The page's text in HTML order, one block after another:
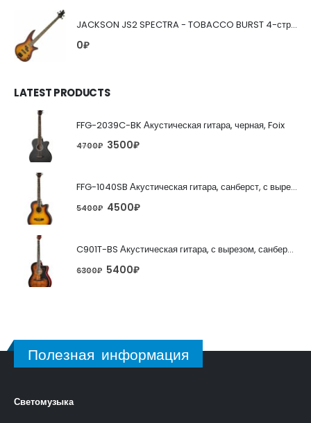
JACKSON JS2 SPECTRA - TOBACCO BURST 4-струнная бас-гитара
0₽
LATEST PRODUCTS
FFG-2039C-BK Акустическая гитара, черная, Foix
4700₽ 3500₽
FFG-1040SB Акустическая гитара, санберст, с вырезом, Foix
5400₽ 4500₽
C901T-BS Акустическая гитара, с вырезом, санберст, Caraya
6300₽ 5400₽
Полезная информация
Светомузыка